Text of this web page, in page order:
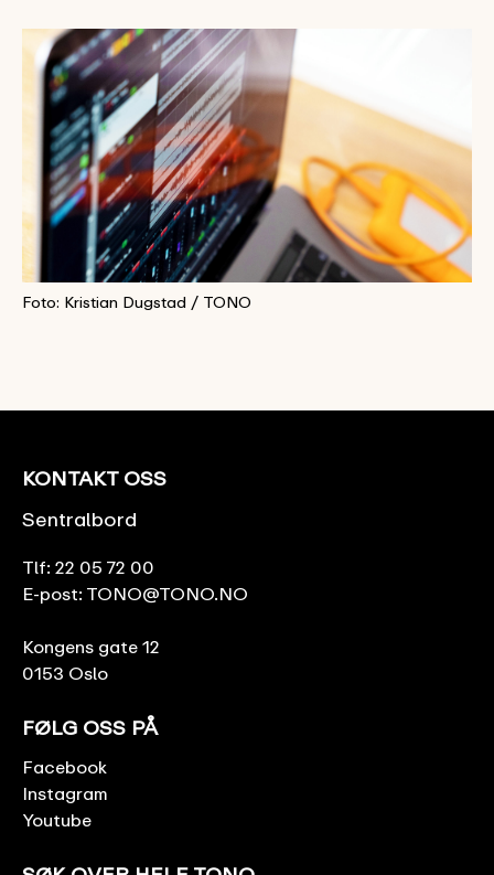
Foto: Kristian Dugstad / TONO
KONTAKT OSS
Sentralbord
Tlf: 22 05 72 00
E-post: TONO@TONO.NO
Kongens gate 12
0153 Oslo
FØLG OSS PÅ
Facebook
Instagram
Youtube